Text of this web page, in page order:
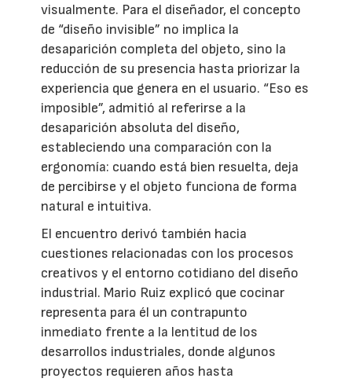
visualmente. Para el diseñador, el concepto
de “diseño invisible” no implica la
desaparición completa del objeto, sino la
reducción de su presencia hasta priorizar la
experiencia que genera en el usuario. “Eso es
imposible”, admitió al referirse a la
desaparición absoluta del diseño,
estableciendo una comparación con la
ergonomía: cuando está bien resuelta, deja
de percibirse y el objeto funciona de forma
natural e intuitiva.
El encuentro derivó también hacia
cuestiones relacionadas con los procesos
creativos y el entorno cotidiano del diseño
industrial. Mario Ruiz explicó que cocinar
representa para él un contrapunto
inmediato frente a la lentitud de los
desarrollos industriales, donde algunos
proyectos requieren años hasta